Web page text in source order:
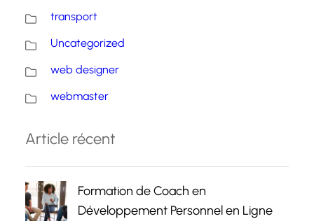
transport
Uncategorized
web designer
webmaster
Article récent
Formation de Coach en
Développement Personnel en Ligne